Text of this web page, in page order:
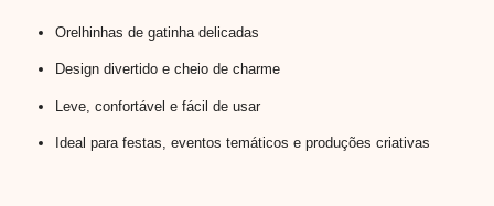
Orelhinhas de gatinha delicadas
Design divertido e cheio de charme
Leve, confortável e fácil de usar
Ideal para festas, eventos temáticos e produções criativas